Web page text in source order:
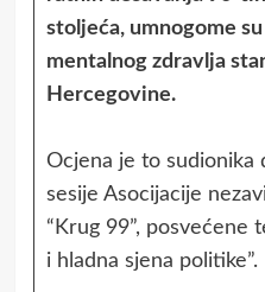
stoljeća, umnogome
mentalnog zdravlja
Hercegovine.
Ocjena je to sudionika
sesije Asocijacije
“Krug 99”, posvećene
i hladna sjena politike”.